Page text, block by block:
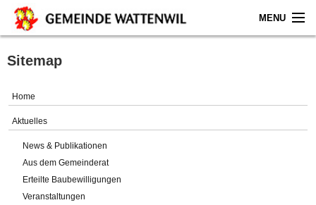
MENU
Home
Gemeinde
Verwaltung
Sitemap
Home
Aktuelles
News & Publikationen
Aus dem Gemeinderat
Erteilte Baubewilligungen
Veranstaltungen